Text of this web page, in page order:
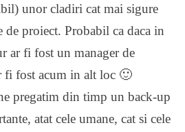
unor cladiri cat mai sigure
de proiect. Probabil ca daca in
ar fi fost un manager de
fi fost acum in alt loc 🙂
pregatim din timp un back-up
atat cele umane, cat si cele